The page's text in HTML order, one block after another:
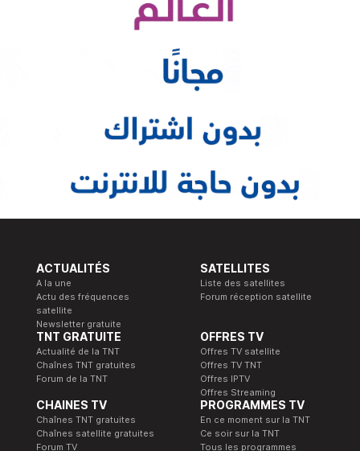
ACTUALITÉS
A la une
Actu des fréquences
satellite
Newsletter gratuite
SATELLITES
Liste des satellites
Forum réception satellite
TNT GRATUITE
Actualité de la TNT
Chaînes TNT gratuites
Forum de la TNT
OFFRES TV
Offres TV satellite
Offres TV TNT
Offres IPTV
Offres Streaming
CHAINES TV
Chaînes TNT gratuites
Chaînes satellite gratuites
Forum TV
PROGRAMMES TV
En ce moment sur la TNT
Ce soir sur la TNT
Tous les programmes